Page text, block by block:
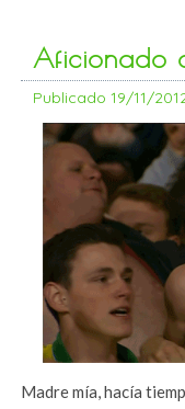
Aficionado
Publicado 19/11/
Madre mía, hacía